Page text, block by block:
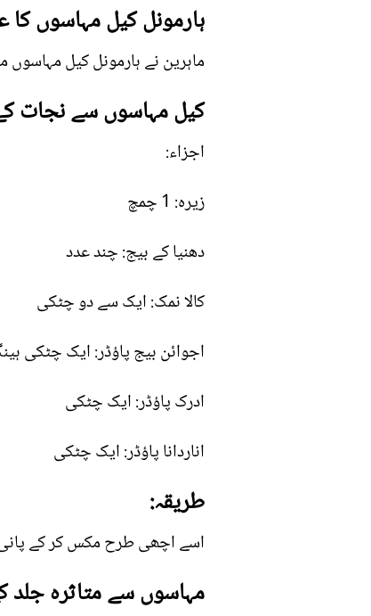
ہارمونل کیل مہاسوں
ماہرین نے ہارمونل کیل مہاسوں
کیل مہاسوں سے نجات
اجزاء:
زیرہ: 1 چمچ
دھنیا کے بیج: چند عدد
کالا نمک: ایک سے دو چٹکی
اجوائن بیج پاؤڈر: ایک چٹکی ہینگ: 1
ادرک پاؤڈر: ایک چٹکی
اناردانا پاؤڈر: ایک چٹکی
طریقہ:
اسے اچھی طرح مکس کر کے پانی
مہاسوں سے متاثرہ جلد